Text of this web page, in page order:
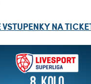
VSTUPENKY NA